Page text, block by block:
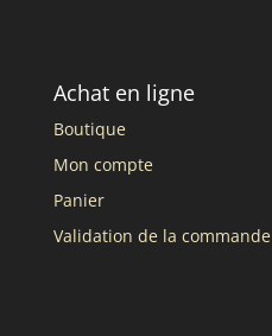
Achat en ligne
Boutique
Mon compte
Panier
Validation de la commande